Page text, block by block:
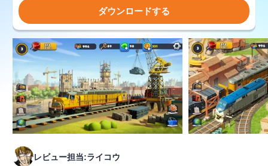
ダウンロードする
レビュー担当:ライコウ